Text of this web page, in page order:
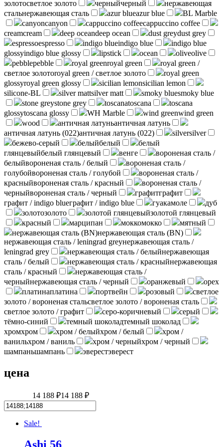
золотосветлое золото черныйчерный
нержавеющая
стальнержавеющая сталь azur blueazur blue
BL Marble
canyoncanyon cappuccino coffeecappuccino coffee
creamcream deep oceandeep ocean dust greydust grey
espressoespresso indigo blueindigo blue
indigo blue
glossyindigo blue glossy lipstick ocean oliveolive
pebblepebble royal greenroyal green
royal green /
светлое золотоroyal green / светлое золото
royal green
glossyroyal green glossy sicilian lemonsicilian lemon
silicone-BL
silver mattsilver matt smoky bluesmoky blue
stone greystone grey toscanatoscana
toscana
glossytoscana glossy WH Marble wind greenwind green
wood
античная латуньантичная латунь
античная латунь (022)античная латунь (022) silversilver
бежево-серый
белыйбелый
белый
глянцевыйбелый глянцевый венге
вороненая сталь /
белыйвороненая сталь / белый
вороненая сталь /
голубойвороненая сталь / голубой
вороненая сталь /
красныйвороненая сталь / красный
вороненая сталь /
черныйвороненая сталь / черный графитграфит
графит / indigo blueграфит / indigo blue гуакамоле
дуб
золотозолото золотой глянцевыйзолотой глянцевый
красный
марципан моккомокко
мятный
нержавеющая сталь (BN)нержавеющая сталь (BN)
нержавеющая сталь / leningrad greyнержавеющая сталь /
leningrad grey
нержавеющая сталь / белыйнержавеющая
сталь / белый
нержавеющая сталь / красныйнержавеющая
сталь / красный
нержавеющая сталь /
черныйнержавеющая сталь / черный оранжевый
орех
платинаплатина портвейн розовый
светлое
золото / вороненая стальсветлое золото / вороненая сталь
светлое золото / графит
серо-коричневый
серый
тёмно-синий
темный шоколадтемный шоколад
хромхром хром / белыйхром / белый
хром /
ванильхром / ваниль хром / черныйхром / черный
шампаньшампань эверестэверест
цена
14 188 ₽14 188 ₽
Sale!
Ashi 56